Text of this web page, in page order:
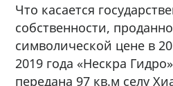
Что касается
собственности,
символической цене в
2019 года «Нескра
передана 97 кв.м селу